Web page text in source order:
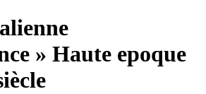
» Haute epoque